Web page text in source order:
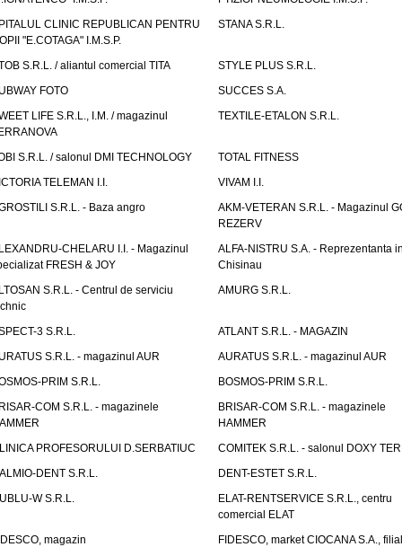
CLINIC REPUBLICAN PENTRU
"E.COTAGA" I.M.S.P.
STANA S.R.L.
S.R.L. / aliantul comercial TITA
STYLE PLUS S.R.L.
FOTO
SUCCES S.A.
LIFE S.R.L., I.M. / magazinul
TEXTILE-ETALON S.R.L.
S.R.L. / salonul DMI TECHNOLOGY
TOTAL FITNESS
TELEMAN I.I.
VIVAM I.I.
S.R.L. - Baza angro
AKM-VETERAN S.R.L. - Magazinul
REZERV
CHELARU I.I. - Magazinul
FRESH & JOY
ALFA-NISTRU S.A. - Reprezentanta
Chisinau
S.R.L. - Centrul de serviciu
AMURG S.R.L.
3 S.R.L.
ATLANT S.R.L. - MAGAZIN
S.R.L. - magazinul AUR
AURATUS S.R.L. - magazinul AUR
PRIM S.R.L.
BOSMOS-PRIM S.R.L.
COM S.R.L. - magazinele
BRISAR-COM S.R.L. - magazinele
HAMMER
PROFESORULUI D.SERBATIUC
COMITEK S.R.L. - salonul DOXY
DENT S.R.L.
DENT-ESTET S.R.L.
W S.R.L.
ELAT-RENTSERVICE S.R.L., centru
comercial ELAT
magazin
FIDESCO, market CIOCANA S.A.,